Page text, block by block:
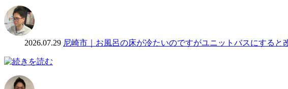
2026.07.29 尼崎市｜お風呂の床が冷たいのですがユニットバスにすると